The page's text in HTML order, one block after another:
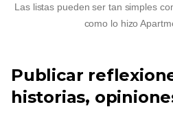
Las listas pueden ser tan simples
como lo hizo
Publicar
historias,